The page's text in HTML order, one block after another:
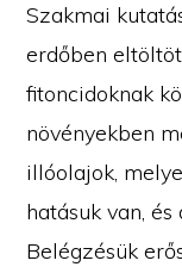
Szakmai
erdőben
fitoncidoknak
növényekben
illóolajok,
hatásuk van,
Belégzésük